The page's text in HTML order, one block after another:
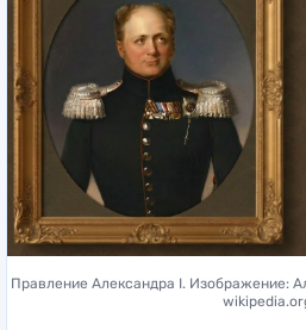
Правление Александра I. Изображение: